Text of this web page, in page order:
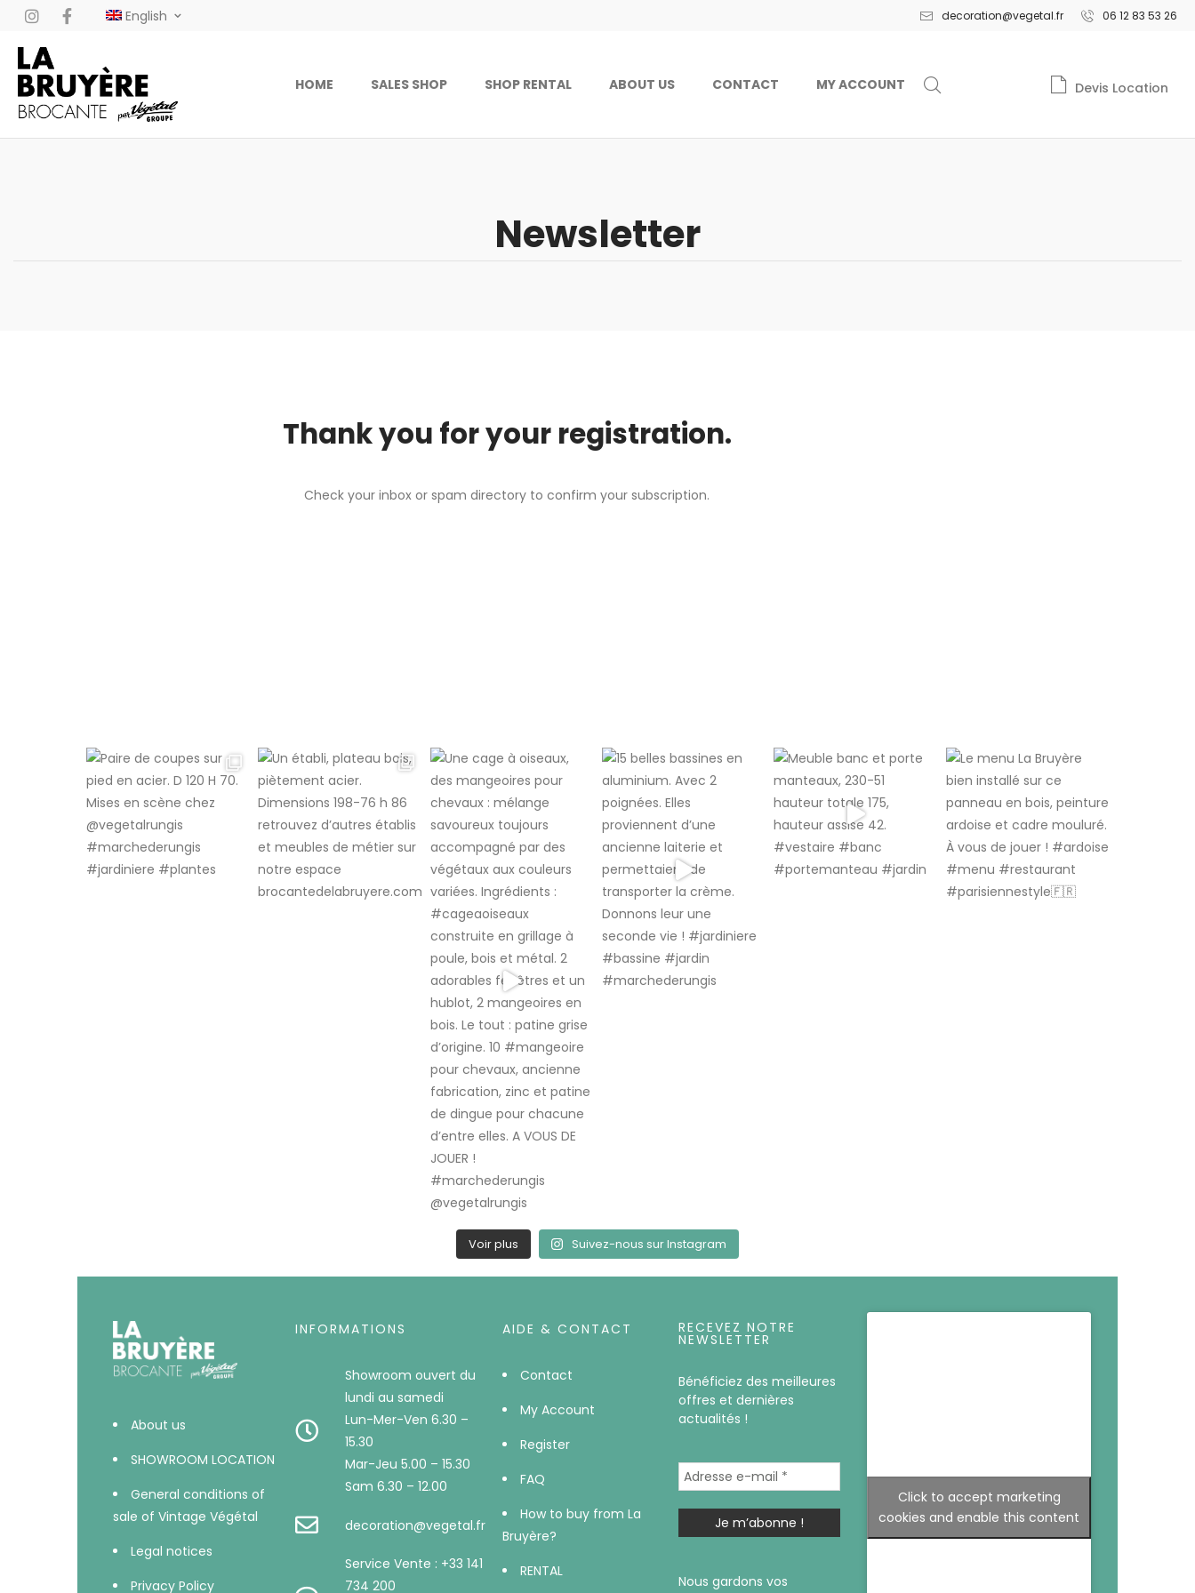
English decoration@vegetal.fr 06 12 83 53 26
HOME SALES SHOP SHOP RENTAL ABOUT US CONTACT MY ACCOUNT Devis Location
Newsletter
Thank you for your registration.
Check your inbox or spam directory to confirm your subscription.
Voir plus Suivez-nous sur Instagram
About us
SHOWROOM LOCATION
General conditions of
sale of Vintage Végétal
Legal notices
Privacy Policy
INFORMATIONS
Showroom ouvert du
lundi au samedi
Lun-Mer-Ven 6.30 –
15.30
Mar-Jeu 5.00 – 15.30
Sam 6.30 – 12.00
decoration@vegetal.fr
Service Vente : +33 141
734 200
AIDE & CONTACT
Contact
My Account
Register
FAQ
How to buy from La
Bruyère?
RENTAL
RECEVEZ NOTRE
NEWSLETTER
Bénéficiez des meilleures
offres et dernières
actualités !
Nous gardons vos
Click to accept marketing
cookies and enable this content